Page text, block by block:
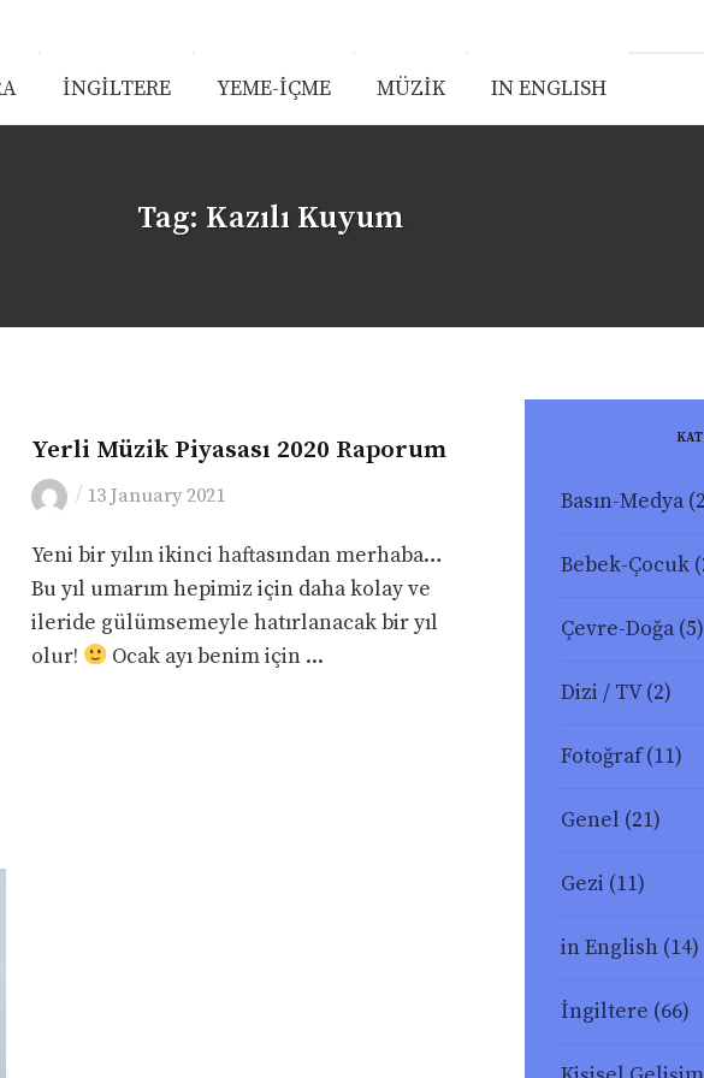
İNGİLTERE YEME-İÇME MÜZİK IN ENGLISH
Tag: Kazılı Kuyum
Yerli Müzik Piyasası 2020 Raporum
/ 13 January 2021
Yeni bir yılın ikinci haftasından merhaba…
Bu yıl umarım hepimiz için daha kolay ve
ileride gülümsemeyle hatırlanacak bir yıl
olur!
Ocak ayı benim için ...
Basın-Medya
Bebek-Çocuk
Çevre-Doğa(5)
Dizi / TV(2)
Fotoğraf(11)
Genel (21)
Gezi (11)
in English(14)
İngiltere (66)